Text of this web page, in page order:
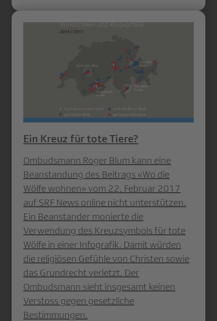
Ein Kreuz für tote Tiere?
Ombudsmann Roger Blum kann eine
Beanstandung des Beitrags «Wo die
Wölfe wohnen» vom 22. Februar 2017
auf SRF News online nicht unterstützen.
Ein Beanstander monierte die
Verwendung des Kreuzsymbols für tote
Wölfe in einer Infografik. Damit würden
die religiösen Gefühle von Christen sowie
das Grundrecht verletzt. Der
Ombudsmann sieht insgesamt keinen
Verstoss gegen gesetzliche
Bestimmungen.